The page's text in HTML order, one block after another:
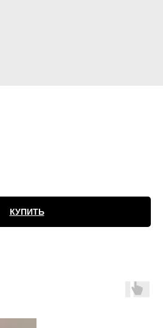
КУПИТЬ